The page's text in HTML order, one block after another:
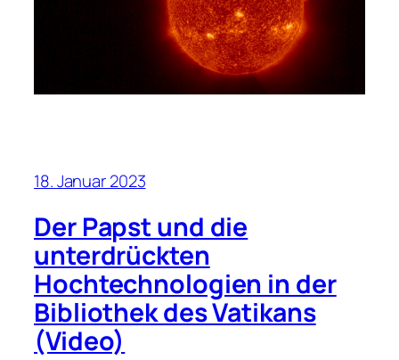
18. Januar 2023
Der Papst und die
unterdrückten
Hochtechnologien in der
Bibliothek des Vatikans
(Video)